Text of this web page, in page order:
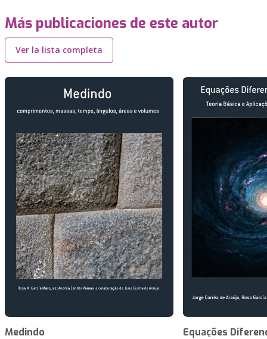
Más publicaciones de este autor
Ver la lista completa
Medindo Equações